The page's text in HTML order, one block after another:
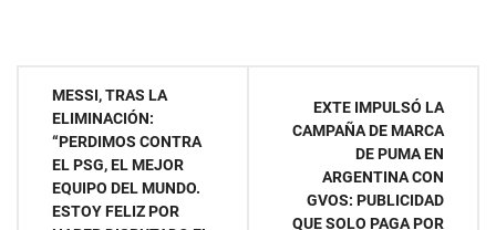
Navegación
entradas
MESSI, TRAS LA
ELIMINACIÓN:
“PERDIMOS CONTRA
EL PSG, EL MEJOR
EQUIPO DEL MUNDO.
ESTOY FELIZ POR
EXTE IMPULSÓ LA
CAMPAÑA DE MARCA
DE PUMA EN
ARGENTINA CON
GVOS: PUBLICIDAD
QUE SOLO PAGA POR